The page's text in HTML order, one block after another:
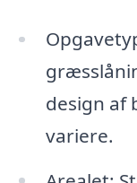
design af
variere.